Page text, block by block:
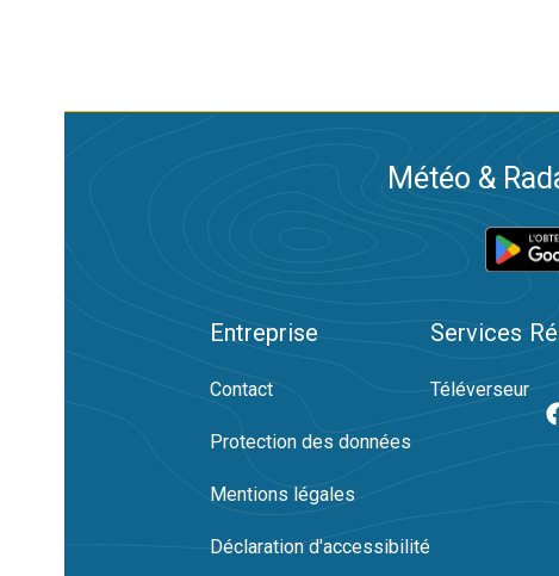
Météo &
Entreprise
Contact
Protection des données
Mentions légales
Déclaration d'accessibilité
Services
Téléverseur